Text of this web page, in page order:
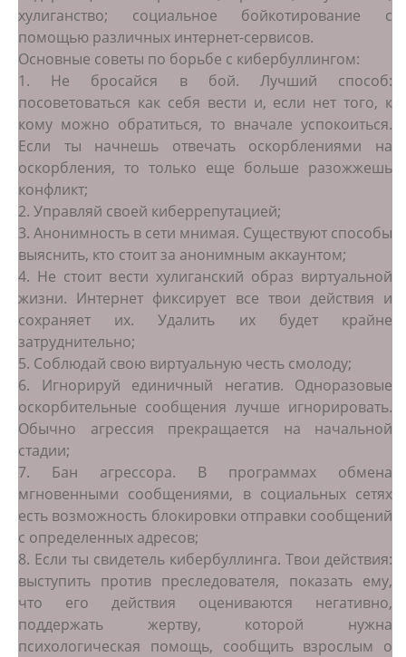
хулиганство; социальное бойкотирование с
помощью различных интернет-сервисов.
Основные советы по борьбе с кибербуллингом:
1. Не бросайся в бой. Лучший способ:
посоветоваться как себя вести и, если нет того, к
кому можно обратиться, то вначале успокоиться.
Если ты начнешь отвечать оскорблениями на
оскорбления, то только еще больше разожжешь
конфликт;
2. Управляй своей киберрепутацией;
3. Анонимность в сети мнимая. Существуют способы
выяснить, кто стоит за анонимным аккаунтом;
4. Не стоит вести хулиганский образ виртуальной
жизни. Интернет фиксирует все твои действия и
сохраняет их. Удалить их будет крайне
затруднительно;
5. Соблюдай свою виртуальную честь смолоду;
6. Игнорируй единичный негатив. Одноразовые
оскорбительные сообщения лучше игнорировать.
Обычно агрессия прекращается на начальной
стадии;
7. Бан агрессора. В программах обмена
мгновенными сообщениями, в социальных сетях
есть возможность блокировки отправки сообщений
с определенных адресов;
8. Если ты свидетель кибербуллинга. Твои действия:
выступить против преследователя, показать ему,
что его действия оцениваются негативно,
поддержать жертву, которой нужна
психологическая помощь, сообщить взрослым о